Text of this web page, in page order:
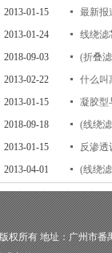
2013-01-15
最新报
2013-01-24
线绕滤
2018-09-03
(折叠
2013-02-22
什么叫
2013-01-15
凝胶型
2018-09-18
(线绕
2013-01-15
反渗透
2013-04-01
(线绕
权所有 地址：广州市番